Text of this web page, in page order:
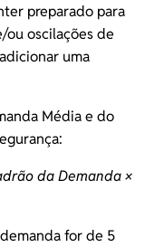
preparado para
ou oscilações de
uma
Média e do
da Demanda ×
for de 5